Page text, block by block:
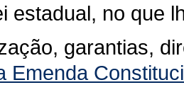
estadual, no que
garantias,
Emenda